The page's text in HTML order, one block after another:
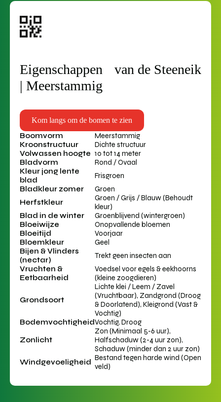
Eigenschappen van de Steeneik
| Meerstammig
Kom langs om de bomen te zien
Boomvorm
Meerstammig
Kroonstructuur
Dichte structuur
Volwassen hoogte 10 tot 14 meter
Bladvorm
Rond / Ovaal
Kleur jong lente
blad
Frisgroen
Bladkleur zomer
Groen
Herfstkleur
Groen / Grijs / Blauw (Behoudt
kleur)
Blad in de winter
Groenblijvend (wintergroen)
Bloeiwijze
Onopvallende bloemen
Bloeitijd
Voorjaar
Bloemkleur
Geel
Bijen & Vlinders
(nectar)
Trekt geen insecten aan
Vruchten &
Eetbaarheid
Voedsel voor egels & eekhoorns
(kleine zoogdieren)
Grondsoort
Lichte klei / Leem / Zavel
(Vruchtbaar), Zandgrond (Droog
& Doorlatend), Kleigrond (Vast &
Vochtig)
BodemvochtigheidVochtig, Droog
Zonlicht
Zon (Minimaal 5-6 uur),
Halfschaduw (2-4 uur zon),
Schaduw (minder dan 2 uur zon)
Windgevoeligheid Bestand tegen harde wind (Open
veld)